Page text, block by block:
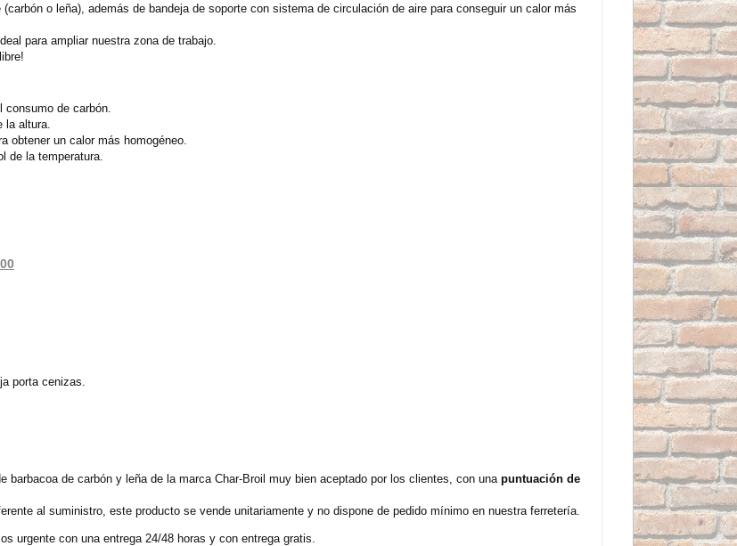
o leña), además de bandeja de soporte con sistema de circulación de aire para conseguir un calor más
para ampliar nuestra zona de trabajo.
de carbón.
la altura.
obtener un calor más homogéneo.
de la temperatura.
porta cenizas.
barbacoa de carbón y leña de la marca Char-Broil muy bien aceptado por los clientes, con una puntuación de
al suministro, este producto se vende unitariamente y no dispone de pedido mínimo en nuestra ferretería.
urgente con una entrega 24/48 horas y con entrega gratis.